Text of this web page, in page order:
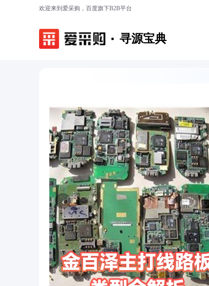
欢迎来到爱采购，百度旗下B2B平台
寻源宝典
‹